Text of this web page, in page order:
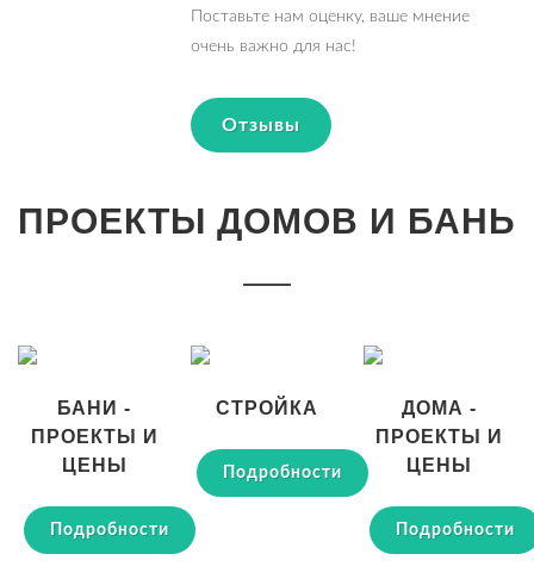
Поставьте нам оценку, ваше мнение
очень важно для нас!
Отзывы
ПРОЕКТЫ ДОМОВ И БАНЬ
БАНИ -
ПРОЕКТЫ И
ЦЕНЫ
Подробности
СТРОЙКА
Подробности
ДОМА -
ПРОЕКТЫ И
ЦЕНЫ
Подробности